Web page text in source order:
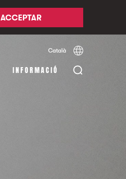
ACCEPTAR
Català Español
INFORMACIÓ